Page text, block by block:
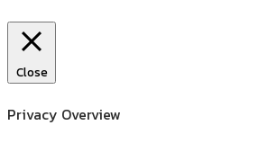
Close
Privacy Overview